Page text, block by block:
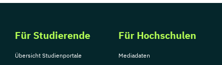
Für Studierende
Übersicht Studienportale
Für Hochschulen
Mediadaten